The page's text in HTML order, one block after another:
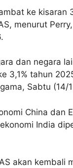
ke kisaran
menurut
dan negara
3,1% tahun
Sabtu (14/
China dan
India
akan kembali